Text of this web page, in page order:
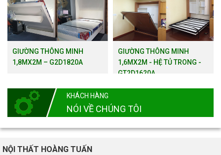
GIƯỜNG THÔNG MINH
1,8MX2M – G2D1820A
GIƯỜNG THÔNG MINH
1,6MX2M - HỆ TỦ TRONG -
GT2D1620A
KHÁCH HÀNG
NÓI VỀ CHÚNG TÔI
NỘI THẤT HOÀNG TUẤN